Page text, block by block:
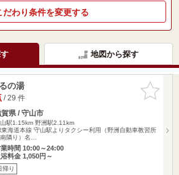
だわり条件を変更する
地図から探す
お気に入
りに追加
の湯
/ 29 件
県 / 守山市
駅1.15km 野洲駅2.11km
東海道本線 守山駅よりタクシー利用（野洲自動車教習所
隣り）名…
時間 10:00～24:00
浴料金 1,050円～
帰り